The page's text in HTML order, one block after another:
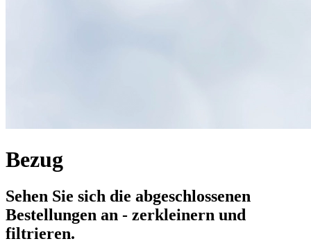
Bezug
Sehen Sie sich die abgeschlossenen
Bestellungen an - zerkleinern und
filtrieren.